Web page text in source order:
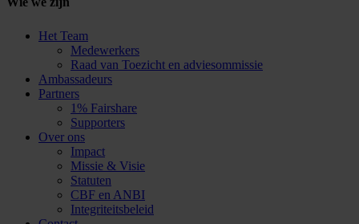
Het Team
Medewerkers
Raad van Toezicht en adviesommissie
Ambassadeurs
Partners
1% Fairshare
Supporters
Over ons
Impact
Missie & Visie
Statuten
CBF en ANBI
Integriteitsbeleid